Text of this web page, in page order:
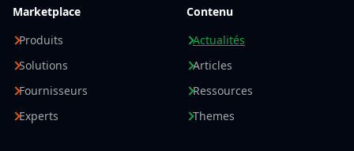
Marketplace
Produits
Solutions
Fournisseurs
Experts
Contenu
Actualités
Articles
Ressources
Themes